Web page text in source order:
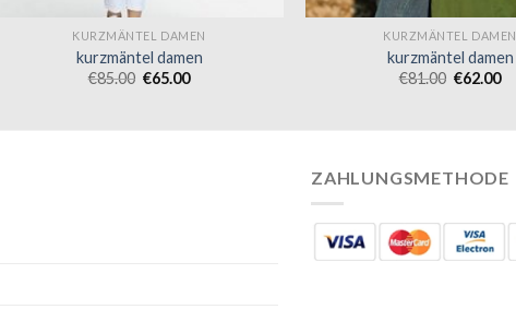
KURZMÄNTEL DAMEN
kurzmäntel damen
€85.00 €65.00
KURZMÄNTEL DAMEN
kurzmäntel damen
€81.00 €62.00
ZAHLUNGSMETHODE